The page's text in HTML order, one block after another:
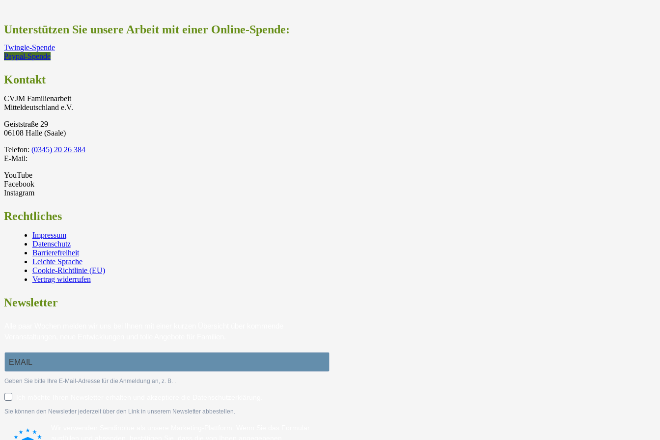
Unterstützen Sie unsere Arbeit mit einer Online-Spende:
Twingle-Spende
Paypal-Spende
Kontakt
CVJM Familienarbeit
Mitteldeutschland e.V.
Geiststraße 29
06108 Halle (Saale)
Telefon: (0345) 20 26 384
E-Mail:
YouTube
Facebook
Instagram
Rechtliches
Impressum
Datenschutz
Barrierefreiheit
Leichte Sprache
Cookie-Richtlinie (EU)
Vertrag widerrufen
Newsletter
Geben Sie bitte Ihre E-Mail-Adresse für die Anmeldung an, z. B. .
Sie können den Newsletter jederzeit über den Link in unserem Newsletter abbestellen.